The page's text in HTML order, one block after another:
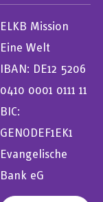
ELKB Mission
Eine Welt
IBAN: DE12 5206
0410 0001 0111 11
BIC:
GENODEF1EK1
Evangelische
Bank eG